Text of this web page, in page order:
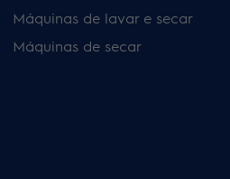
Máquinas de lavar e secar
Máquinas de secar